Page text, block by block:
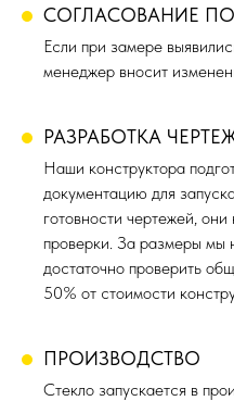
СОГЛАСОВАНИЕ
Если при замере
менеджер вносит
РАЗРАБОТКА
Наши конструктора
документацию для
готовности чертежей,
проверки. За размеры мы
достаточно проверить
50% от стоимости
ПРОИЗВОДСТВО
Стекло запускается в